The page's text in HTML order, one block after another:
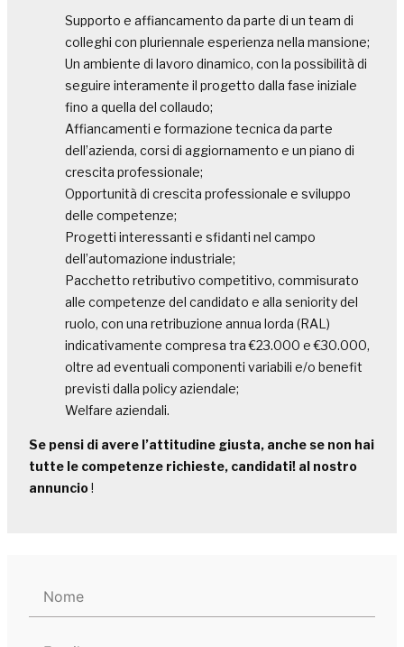
Supporto e affiancamento da parte di un team di
colleghi con pluriennale esperienza nella mansione;
Un ambiente di lavoro dinamico, con la possibilità di
seguire interamente il progetto dalla fase iniziale
fino a quella del collaudo;
Affiancamenti e formazione tecnica da parte
dell’azienda, corsi di aggiornamento e un piano di
crescita professionale;
Opportunità di crescita professionale e sviluppo
delle competenze;
Progetti interessanti e sfidanti nel campo
dell’automazione industriale;
Pacchetto retributivo competitivo, commisurato
alle competenze del candidato e alla seniority del
ruolo, con una retribuzione annua lorda (RAL)
indicativamente compresa tra €23.000 e €30.000,
oltre ad eventuali componenti variabili e/o benefit
previsti dalla policy aziendale;
Welfare aziendali.
Se pensi di avere l’attitudine giusta, anche se non hai
tutte le competenze richieste, candidati! al nostro
annuncio!